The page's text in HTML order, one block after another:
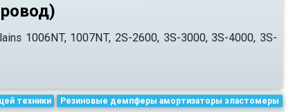
1006NT, 1007NT, 2S-2600, 3S-3000, 3S-4000, 3S-
техники Резиновые демпферы амортизаторы эластомеры